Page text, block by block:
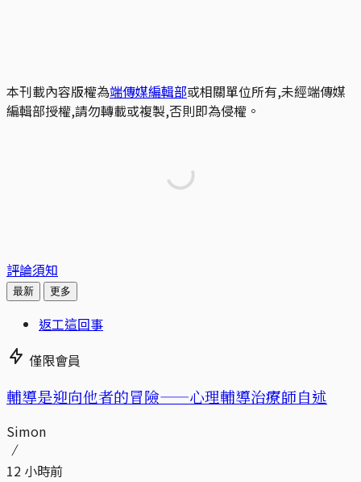
本刊載內容版權為端傳媒編輯部或相關單位所有,未經端傳媒
編輯部授權,請勿轉載或複製,否則即為侵權。
評論須知
最新 更多
返工這回事
僅限會員
輔導是迎向他者的冒險——心理輔導治療師自述
Simon
12 小時前